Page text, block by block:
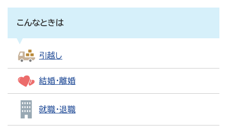
こんなときは
引越し
結婚・離婚
就職・退職